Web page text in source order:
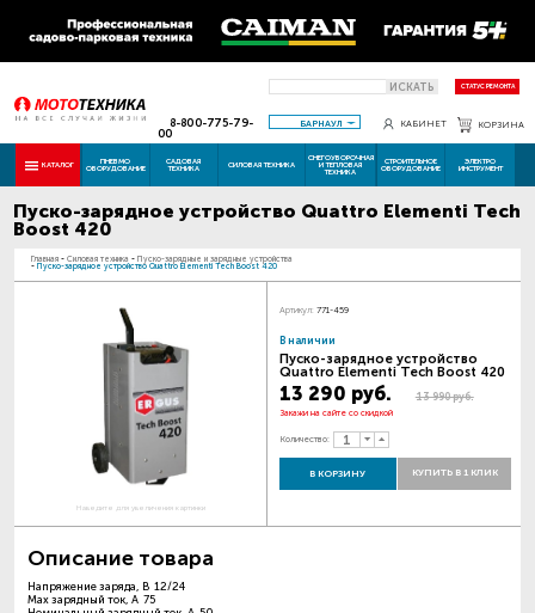
ИСКАТЬ СТАТУС РЕМОНТА
8-800-775-79-
00
БАРНАУЛ КАБИНЕТ КОРЗИНА
КАТАЛОГ ПНЕВМО
ОБОРУДОВАНИЕ
САДОВАЯ
ТЕХНИКА СИЛОВАЯ ТЕХНИКА
СНЕГОУБОРОЧНАЯ
И ТЕПЛОВАЯ
ТЕХНИКА
СТРОИТЕЛЬНОЕ
ОБОРУДОВАНИЕ
ЭЛЕКТРО
ИНСТРУМЕНТ
Пуско-зарядное устройство Quattro Elementi Tech
Boost 420
Главная - Силовая техника - Пуско-зарядные и зарядные устройства
- Пуско-зарядное устройство Quattro Elementi Tech Boost 420
Наведите для увеличения картинки
Артикул: 771-459
В наличии
Пуско-зарядное устройство
Quattro Elementi Tech Boost 420
13 290 руб. 13 990 руб.
Закажи на сайте со скидкой
Количество:
В КОРЗИНУ КУПИТЬ В 1 КЛИК
Описание товара
Напряжение заряда, В 12/24
Max зарядный ток, А 75